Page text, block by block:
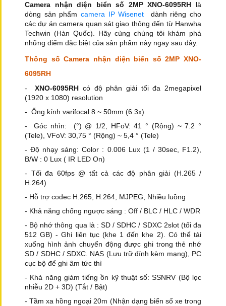
Camera nhận diện biển số 2MP XNO-6095RH là
dòng sản phẩm camera IP Wisenet
dành riêng cho
các dự án camera quan sát giao thông đến từ Hanwha
Techwin (Hàn Quốc). Hãy cùng chúng tôi khám phá
những điểm đặc biệt của sản phẩm này ngay sau đây.
Thông số Camera nhận diện biển số 2MP XNO-
6095RH
-XNO-6095RH có độ phân giải tối đa 2megapixel
(1920 x 1080) resolution
- Ống kính varifocal 8 ~ 50mm (6.3x)
- Góc nhìn: (°) @ 1/2, HFoV: 41 ° (Rộng) ~ 7.2 °
(Tele), VFoV: 30,75 ° (Rộng) ~ 5,4 ° (Tele)
- Độ nhạy sáng: Color : 0.006 Lux (1 / 30sec, F1.2),
B/W : 0 Lux ( IR LED On)
- Tối đa 60fps @ tất cả các độ phân giải (H.265 /
H.264)
- Hỗ trợ codec H.265, H.264, MJPEG, Nhiều luồng
- Khả năng chống ngược sáng : Off / BLC / HLC / WDR
- Bộ nhớ thông qua là : SD / SDHC / SDXC 2slot (tối đa
512 GB) - Ghi liên tục (khe 1 đến khe 2). Có thể tải
xuống hình ảnh chuyển động được ghi trong thẻ nhớ
SD / SDHC / SDXC. NAS (Lưu trữ đính kèm mạng), PC
cục bộ để ghi âm tức thì
- Khả năng giảm tiếng ồn kỹ thuật số: SSNRV (Bộ lọc
nhiễu 2D + 3D) (Tắt / Bật)
- Tầm xa hồng ngoại 20m (Nhận dạng biển số xe trong